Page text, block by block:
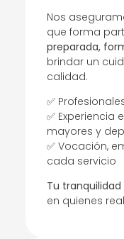
Nos
que forma
preparada,
brindar un
calidad.
✅
✅ Experiencia
mayores y
✅ Vocación,
cada servicio
Tu
en quienes